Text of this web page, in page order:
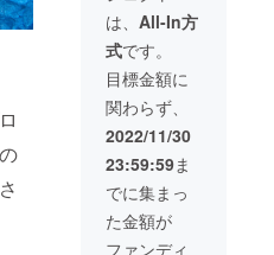
をぜひ
見にき
て欲し
いとい
う想い
を込め
て、こ
ちらの
リター
ンを用
意しま
した。
来島さ
は、 All-In方
式です。
目標金額に
関わらず、
2022/11/30
23:59:59ま
でに集まっ
た金額が
ファンディ